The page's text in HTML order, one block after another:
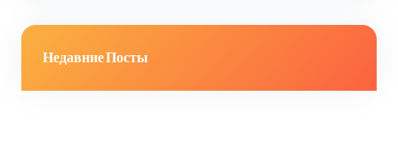
Недавние Посты